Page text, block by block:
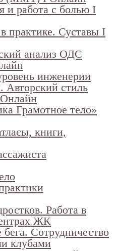
и работа с болью I
практике. Суставы I
анализ ОДС
инженерии
Авторский стиль
Грамотное тело»
книги,
Работа в
ЖК
Сотрудничество
клубами